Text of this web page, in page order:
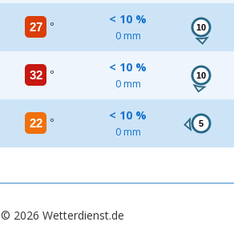
27 °
< 10 %
0 mm
10
32 °
< 10 %
0 mm
10
22 °
< 10 %
0 mm
5
© 2026 Wetterdienst.de